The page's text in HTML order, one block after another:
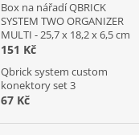
Box na nářadí QBRICK
SYSTEM TWO ORGANIZER
MULTI - 25,7 x 18,2 x 6,5 cm
151 Kč
Qbrick system custom
konektory set 3
67 Kč